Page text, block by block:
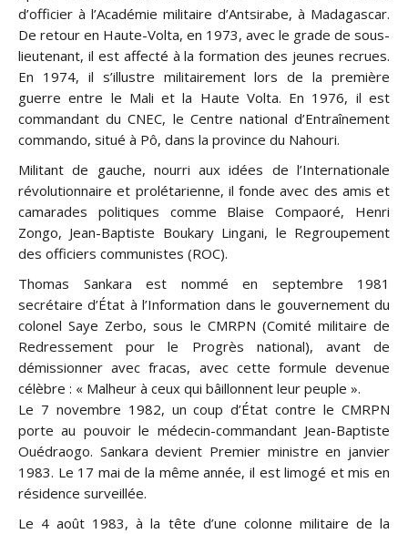
d’officier à l’Académie militaire d’Antsirabe, à Madagascar.
De retour en Haute-Volta, en 1973, avec le grade de sous-
lieutenant, il est affecté à la formation des jeunes recrues.
En 1974, il s’illustre militairement lors de la première
guerre entre le Mali et la Haute Volta. En 1976, il est
commandant du CNEC, le Centre national d’Entraînement
commando, situé à Pô, dans la province du Nahouri.
Militant de gauche, nourri aux idées de l’Internationale
révolutionnaire et prolétarienne, il fonde avec des amis et
camarades politiques comme Blaise Compaoré, Henri
Zongo, Jean-Baptiste Boukary Lingani, le Regroupement
des officiers communistes (ROC).
Thomas Sankara est nommé en septembre 1981
secrétaire d’État à l’Information dans le gouvernement du
colonel Saye Zerbo, sous le CMRPN (Comité militaire de
Redressement pour le Progrès national), avant de
démissionner avec fracas, avec cette formule devenue
célèbre : « Malheur à ceux qui bâillonnent leur peuple ».
Le 7 novembre 1982, un coup d’État contre le CMRPN
porte au pouvoir le médecin-commandant Jean-Baptiste
Ouédraogo. Sankara devient Premier ministre en janvier
1983. Le 17 mai de la même année, il est limogé et mis en
résidence surveillée.
Le 4 août 1983, à la tête d’une colonne militaire de la